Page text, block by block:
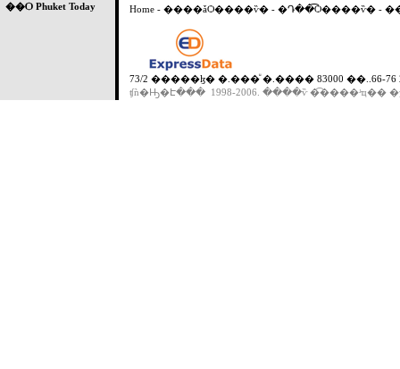
��Ѻ Phuket Today
Home - ����ǡѺ����ѷ� - �Դ��͡Ѻ����ѷ� -
73/2 �����ɮ� �.���ͧ �.���� 83000 ��..66-76
ʧǹ�Ԣ�Է��� 1998-2006. ����ѷ �͡����ʴҵ��